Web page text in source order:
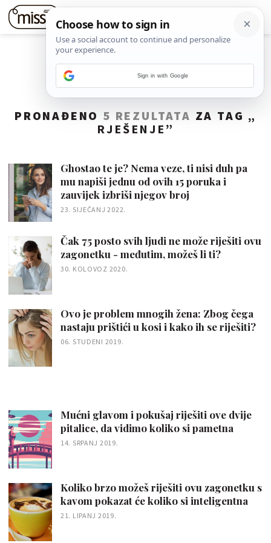
PRONAĐENO 5 REZULTATA ZA TAG „
RJEŠENJE ”
Ghostao te je? Nema veze, ti nisi duh pa
mu napiši jednu od ovih 15 poruka i
zauvijek izbriši njegov broj
23. SIJEČANJ 2022.
Čak 75 posto svih ljudi ne može riješiti ovu
zagonetku - međutim, možeš li ti?
30. KOLOVOZ 2020.
Ovo je problem mnogih žena: Zbog čega
nastaju prištići u kosi i kako ih se riješiti?
06. STUDENI 2019.
Mućni glavom i pokušaj riješiti ove dvije
pitalice, da vidimo koliko si pametna
14. SRPANJ 2019.
Koliko brzo možeš riješiti ovu zagonetku s
kavom pokazat će koliko si inteligentna
21. LIPANJ 2019.
Sign in with Google